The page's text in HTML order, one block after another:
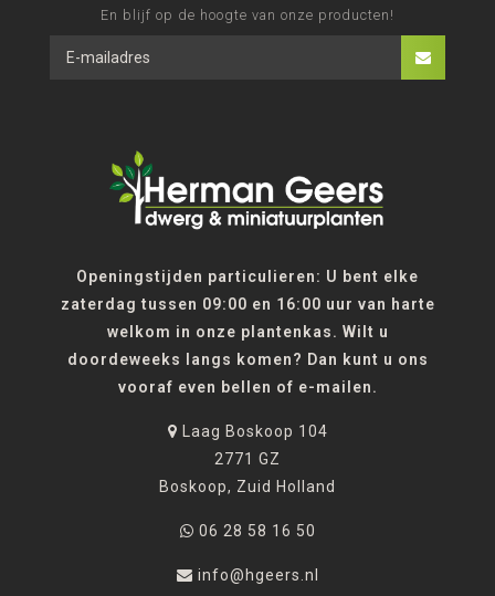
En blijf op de hoogte van onze producten!
Openingstijden particulieren: U bent elke
zaterdag tussen 09:00 en 16:00 uur van harte
welkom in onze plantenkas. Wilt u
doordeweeks langs komen? Dan kunt u ons
vooraf even bellen of e-mailen.
Laag Boskoop 104
2771 GZ
Boskoop, Zuid Holland
06 28 58 16 50
info@hgeers.nl